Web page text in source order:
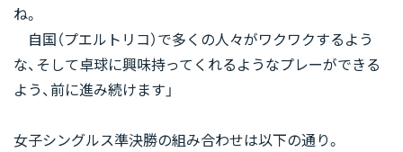
ね。
自国（プエルトリコ）で多くの人々がワクワクするよう
な、そして卓球に興味持ってくれるようなプレーができる
よう、前に進み続けます」
女子シングルス準決勝の組み合わせは以下の通り。